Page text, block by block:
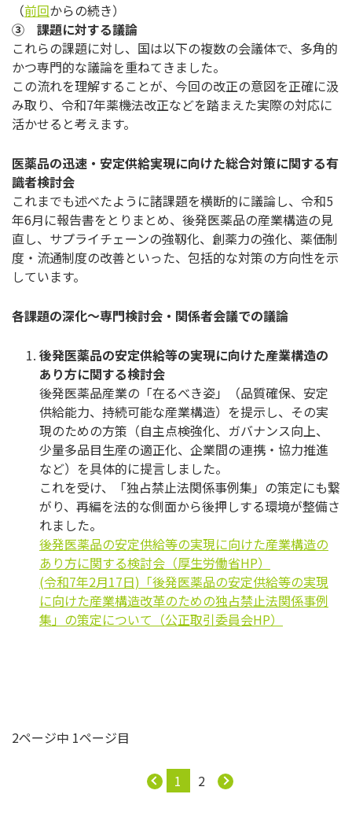
（前回からの続き）
③ 課題に対する議論
これらの課題に対し、国は以下の複数の会議体で、多角的
かつ専門的な議論を重ねてきました。
この流れを理解することが、今回の改正の意図を正確に汲
み取り、令和7年薬機法改正などを踏まえた実際の対応に
活かせると考えます。
医薬品の迅速・安定供給実現に向けた総合対策に関する有
識者検討会
これまでも述べたように諸課題を横断的に議論し、令和5
年6月に報告書をとりまとめ、後発医薬品の産業構造の見
直し、サプライチェーンの強靱化、創薬力の強化、薬価制
度・流通制度の改善といった、包括的な対策の方向性を示
しています。
各課題の深化～専門検討会・関係者会議での議論
後発医薬品の安定供給等の実現に向けた産業構造の
あり方に関する検討会
後発医薬品産業の「在るべき姿」（品質確保、安定
供給能力、持続可能な産業構造）を提示し、その実
現のための方策（自主点検強化、ガバナンス向上、
少量多品目生産の適正化、企業間の連携・協力推進
など）を具体的に提言しました。
これを受け、「独占禁止法関係事例集」の策定にも繋
がり、再編を法的な側面から後押しする環境が整備さ
れました。
後発医薬品の安定供給等の実現に向けた産業構造の
あり方に関する検討会（厚生労働省HP）
(令和7年2月17日)「後発医薬品の安定供給等の実現
に向けた産業構造改革のための独占禁止法関係事例
集」の策定について（公正取引委員会HP）
2ページ中 1ページ目
1 2